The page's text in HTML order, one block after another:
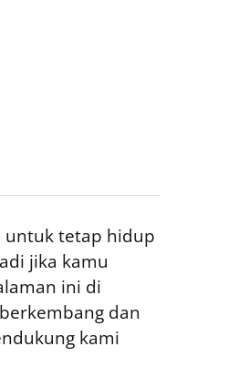
untuk tetap hidup
jika kamu
ini di
dan
kami